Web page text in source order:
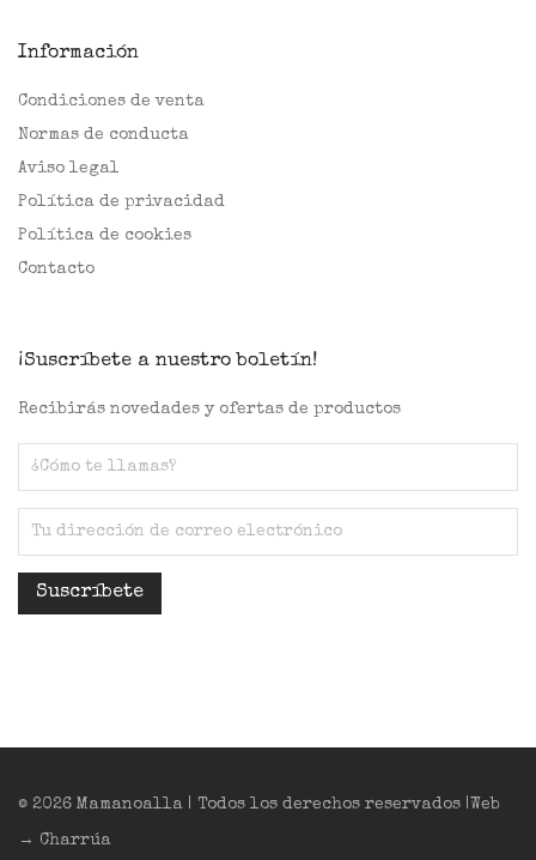
Información
Condiciones de venta
Normas de conducta
Aviso legal
Política de privacidad
Política de cookies
Contacto
¡Suscríbete a nuestro boletín!
Recibirás novedades y ofertas de productos
© 2026 Mamanoalla | Todos los derechos reservados |Web
→ Charrúa